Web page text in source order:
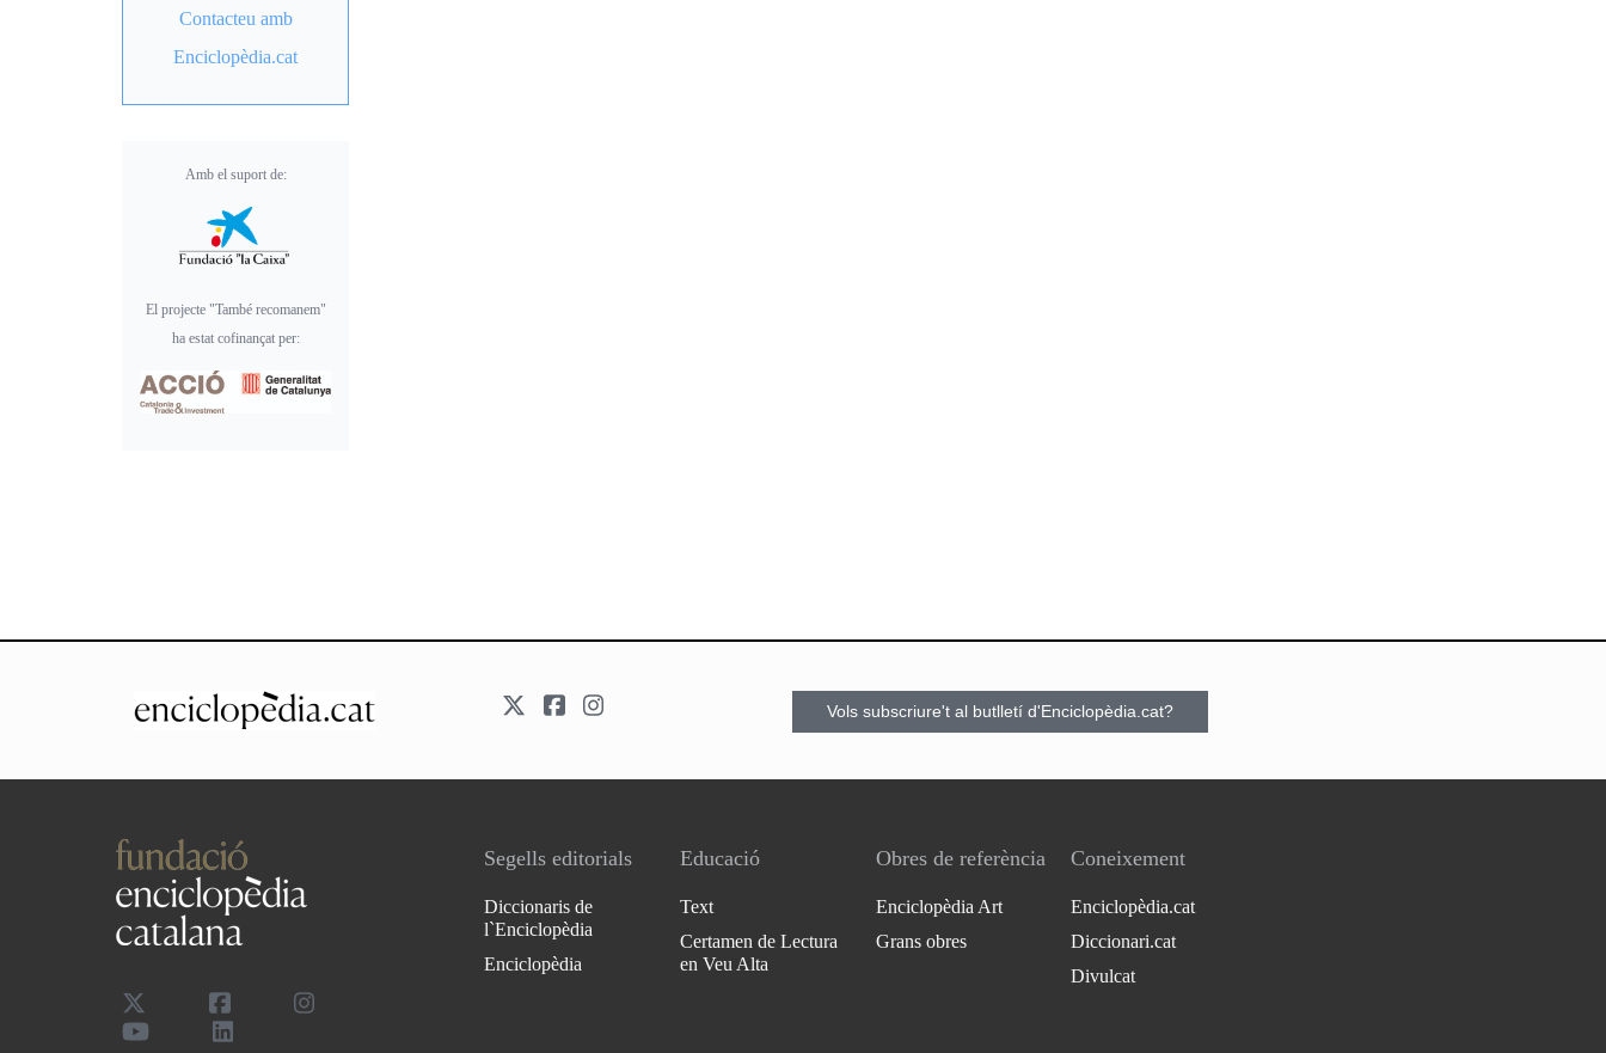
Contacteu amb
Enciclopèdia.cat
Amb el suport de:
El projecte "També recomanem"
ha estat cofinançat per:
Vols subscriure't al butlletí d'Enciclopèdia.cat?
Segells editorials
Diccionaris de
l`Enciclopèdia
Enciclopèdia
Educació
Text
Certamen de Lectura
en Veu Alta
Obres de referència
Enciclopèdia Art
Grans obres
Coneixement
Enciclopèdia.cat
Diccionari.cat
Divulcat